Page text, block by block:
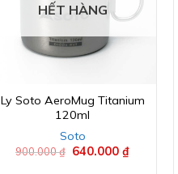
HẾT HÀNG
Ly Soto AeroMug Titanium
120ml
Soto
900.000₫ Giá
640.000₫